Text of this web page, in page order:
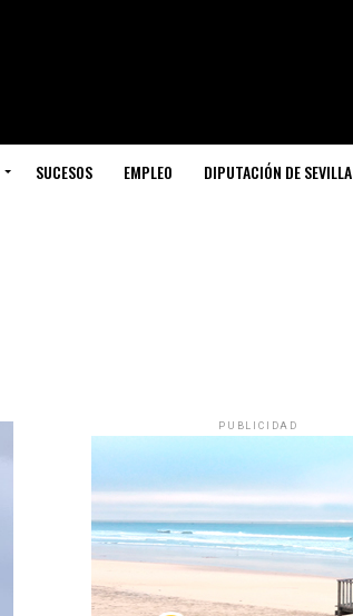
SUCESOS EMPLEO DIPUTACIÓN DE SEVILLA
PUBLICIDAD